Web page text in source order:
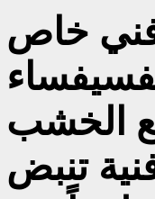
فني خاص
الخشب
تنبض